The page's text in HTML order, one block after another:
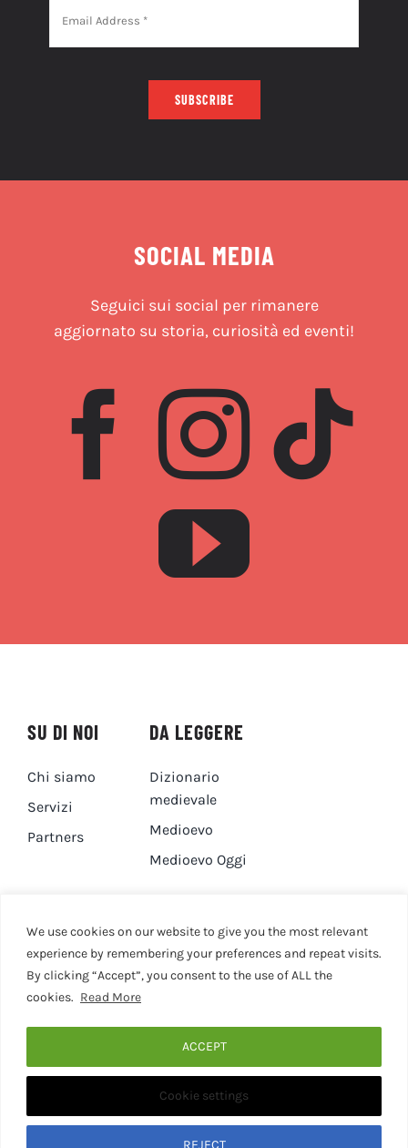
We use cookies on our website to give you the most relevant
experience by remembering your preferences and repeat visits.
By clicking “Accept”, you consent to the use of ALL the
cookies. Read More
Cookie settings
REJECT
ACCEPT
SUBSCRIBE
SOCIAL MEDIA
Seguici sui social per rimanere
aggiornato su storia, curiosità ed eventi!
SU DI NOI
Chi siamo
Servizi
Partners
DA LEGGERE
Dizionario
medievale
Medioevo
Medioevo Oggi
DA GUARDARE
Canale YouTube
CONTATTI
Contatti
© 2020 - 2026 • Medievaleggiando • All Rights Reserved •
Designed by Martina Corona • Associazione Culturale
Medievaleggiando - P.I. 15946281001